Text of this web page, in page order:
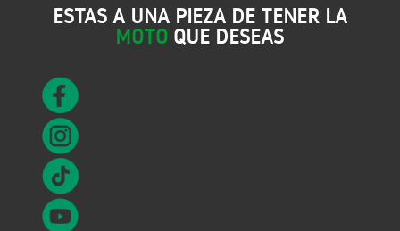
ESTAS A UNA PIEZA DE TENER LA
MOTO QUE DESEAS